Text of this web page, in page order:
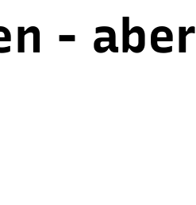
- aber